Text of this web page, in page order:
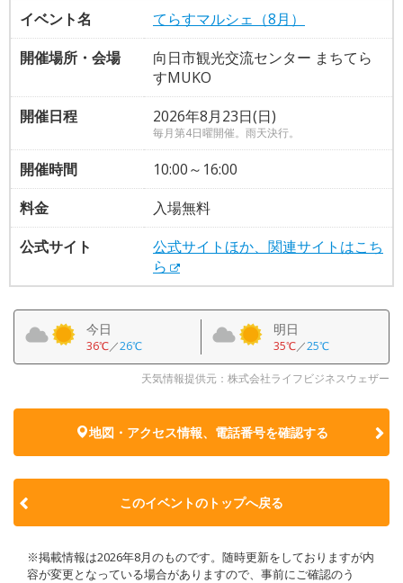
イベント名
てらすマルシェ（8月）
開催場所・会場
向日市観光交流センター まちてら
すMUKO
開催日程
2026年8月23日(日)
毎月第4日曜開催。雨天決行。
開催時間
10:00～16:00
料金
入場無料
公式サイト
公式サイトほか、関連サイトはこち
ら
今日
36℃／26℃
明日
35℃／25℃
天気情報提供元：株式会社ライフビジネスウェザー
地図・アクセス情報、電話番号を確認する
このイベントのトップへ戻る
※掲載情報は2026年8月のものです。随時更新をしておりますが内
容が変更となっている場合がありますので、事前にご確認のう